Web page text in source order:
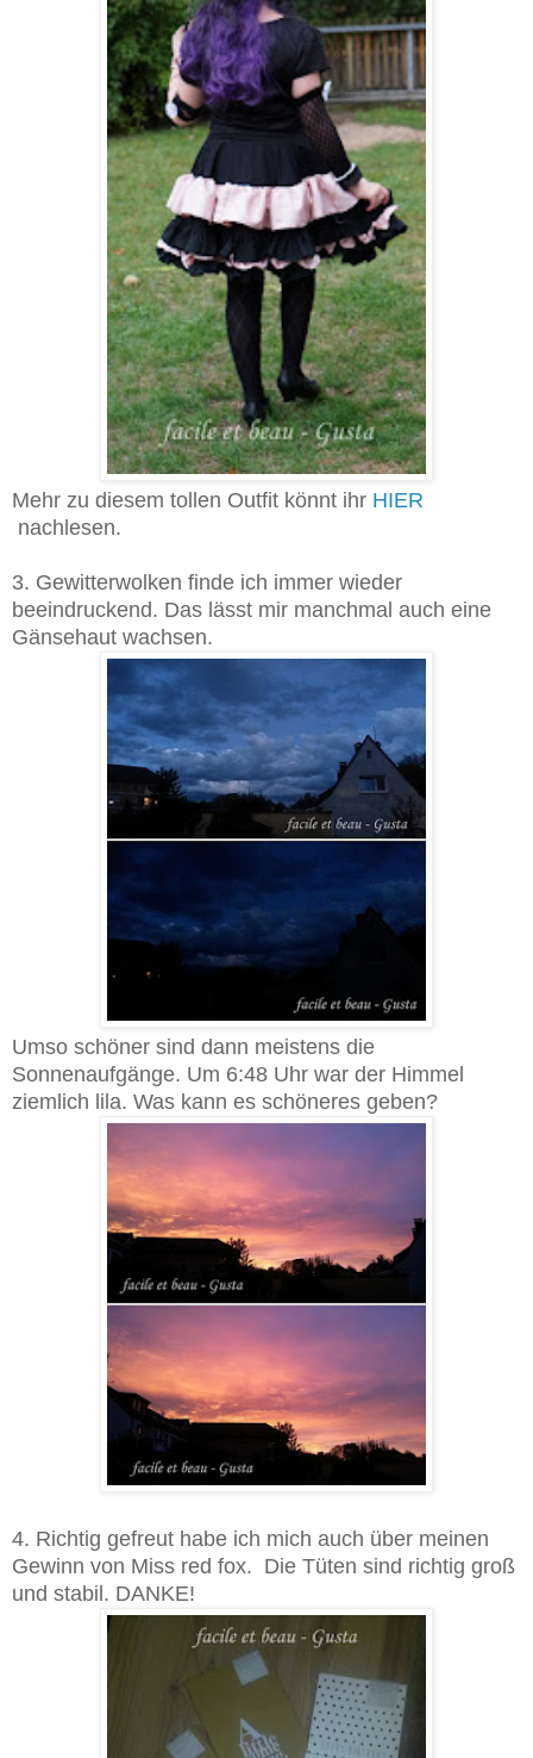
Mehr zu diesem tollen Outfit könnt ihr HIER
nachlesen.
3. Gewitterwolken finde ich immer wieder
beeindruckend. Das lässt mir manchmal auch eine
Gänsehaut wachsen.
Umso schöner sind dann meistens die
Sonnenaufgänge. Um 6:48 Uhr war der Himmel
ziemlich lila. Was kann es schöneres geben?
4. Richtig gefreut habe ich mich auch über meinen
Gewinn von Miss red fox. Die Tüten sind richtig groß
und stabil. DANKE!